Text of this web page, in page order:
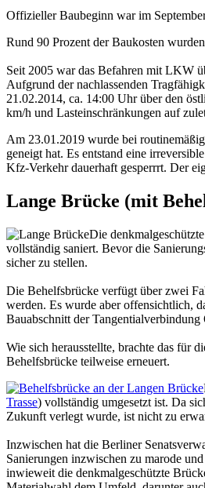
Offizieller Baubeginn war im
Rund 90 Prozent der Baukosten
Seit 2005 war das Befahren mit LKW
Aufgrund der nachlassenden
21.02.2014, ca. 14:00 Uhr über den
km/h und Lasteinschränkungen auf
Am 23.01.2019 wurde bei
geneigt hat. Es entstand eine
Kfz-Verkehr dauerhaft gesperrrt. Der
Lange Brücke (mit
Die denkmalgeschützte
vollständig saniert. Bevor die
sicher zu stellen.
Die Behelfsbrücke verfügt über zwei
werden. Es wurde aber offensichtlich,
Bauabschnitt der
Wie sich herausstellte, brachte das für
Behelfsbrücke teilweise erneuert.
Trasse) vollständig umgesetzt ist. Da
Zukunft verlegt wurde, ist nicht zu
Inzwischen hat die Berliner
Sanierungen inzwischen zu marode
inwieweit die denkmalgeschützte